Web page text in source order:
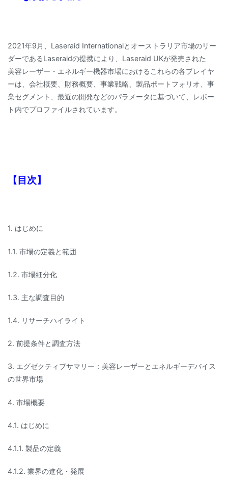
2021年9月、Laseraid Internationalとオーストラリア市場のリー
ダーであるLaseraidの提携により、Laseraid UKが発売された
美容レーザー・エネルギー機器市場におけるこれらの各プレイヤ
ーは、会社概要、財務概要、事業戦略、製品ポートフォリオ、事
業セグメント、最近の開発などのパラメータに基づいて、レポー
ト内でプロファイルされています。
【目次】
1. はじめに
1.1. 市場の定義と範囲
1.2. 市場細分化
1.3. 主な調査目的
1.4. リサーチハイライト
2. 前提条件と調査方法
3. エグゼクティブサマリー：美容レーザーとエネルギーデバイス
の世界市場
4. 市場概要
4.1. はじめに
4.1.1. 製品の定義
4.1.2. 業界の進化・発展